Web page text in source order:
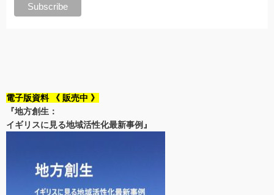
電子版資料 《 販売中 》
『地方創生：
イギリスに見る地域活性化最新事例』